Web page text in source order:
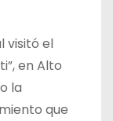
visitó el
en Alto
la
que